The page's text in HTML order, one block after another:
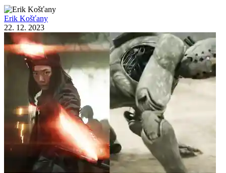
Erik Košťany
22. 12. 2023